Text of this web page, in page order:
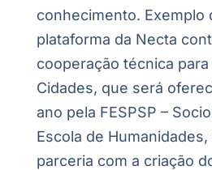
conhecimento. Exemplo
plataforma da Necta
cooperação técnica para
Cidades, que será
ano pela FESPSP –
Escola de
parceria com a criação